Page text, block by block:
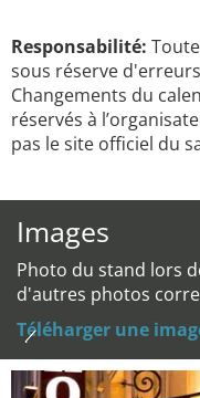
Responsabilité:
sous réserve
Changements du
réservés à
pas le site officiel du
Images
Photo du stand lors
d'autres photos
Téléharger une